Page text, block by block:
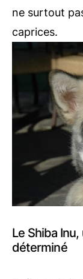
ne surtout
caprices.
Le Shiba
déterminé